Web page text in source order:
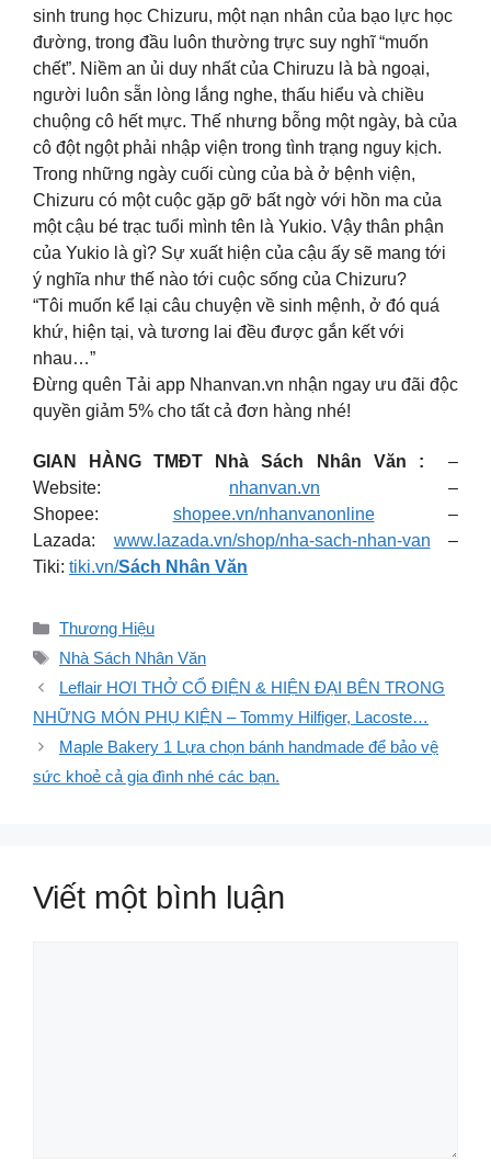
sinh trung học Chizuru, một nạn nhân của bạo lực học
đường, trong đầu luôn thường trực suy nghĩ “muốn
chết”. Niềm an ủi duy nhất của Chiruzu là bà ngoại,
người luôn sẵn lòng lắng nghe, thấu hiểu và chiều
chuộng cô hết mực. Thế nhưng bỗng một ngày, bà của
cô đột ngột phải nhập viện trong tình trạng nguy kịch.
Trong những ngày cuối cùng của bà ở bệnh viện,
Chizuru có một cuộc gặp gỡ bất ngờ với hồn ma của
một cậu bé trạc tuổi mình tên là Yukio. Vậy thân phận
của Yukio là gì? Sự xuất hiện của cậu ấy sẽ mang tới
ý nghĩa như thế nào tới cuộc sống của Chizuru?
“Tôi muốn kể lại câu chuyện về sinh mệnh, ở đó quá
khứ, hiện tại, và tương lai đều được gắn kết với
nhau…”
Đừng quên Tải app Nhanvan.vn nhận ngay ưu đãi độc
quyền giảm 5% cho tất cả đơn hàng nhé!
GIAN HÀNG TMĐT Nhà Sách Nhân Văn :
–
Website: nhanvan.vn –
Shopee: shopee.vn/nhanvanonline–
Lazada: www.lazada.vn/shop/nha-sach-nhan-van –
Tiki: tiki.vn/Sách Nhân Văn
Danh
mục
Thương Hiệu
Thẻ
Nhà Sách Nhân Văn
Leflair HƠI THỞ CỔ ĐIỆN & HIỆN ĐẠI BÊN TRONG
NHỮNG MÓN PHỤ KIỆN – Tommy Hilfiger, Lacoste…
Maple Bakery 1 Lựa chọn bánh handmade để bảo vệ
sức khoẻ cả gia đình nhé các bạn.
Viết một bình luận